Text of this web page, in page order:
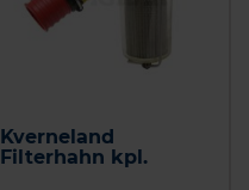
Kverneland
Filterhahn kpl.